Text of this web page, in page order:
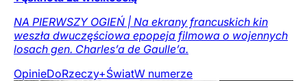
NA PIERWSZY OGIEŃ | Na ekrany francuskich kin
weszła dwuczęściowa epopeja filmowa o wojennych
losach gen. Charles’a de Gaulle’a.
OpinieDoRzeczy+ŚwiatW numerze